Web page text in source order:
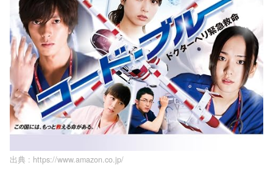
出典 : https://www.amazon.co.jp/